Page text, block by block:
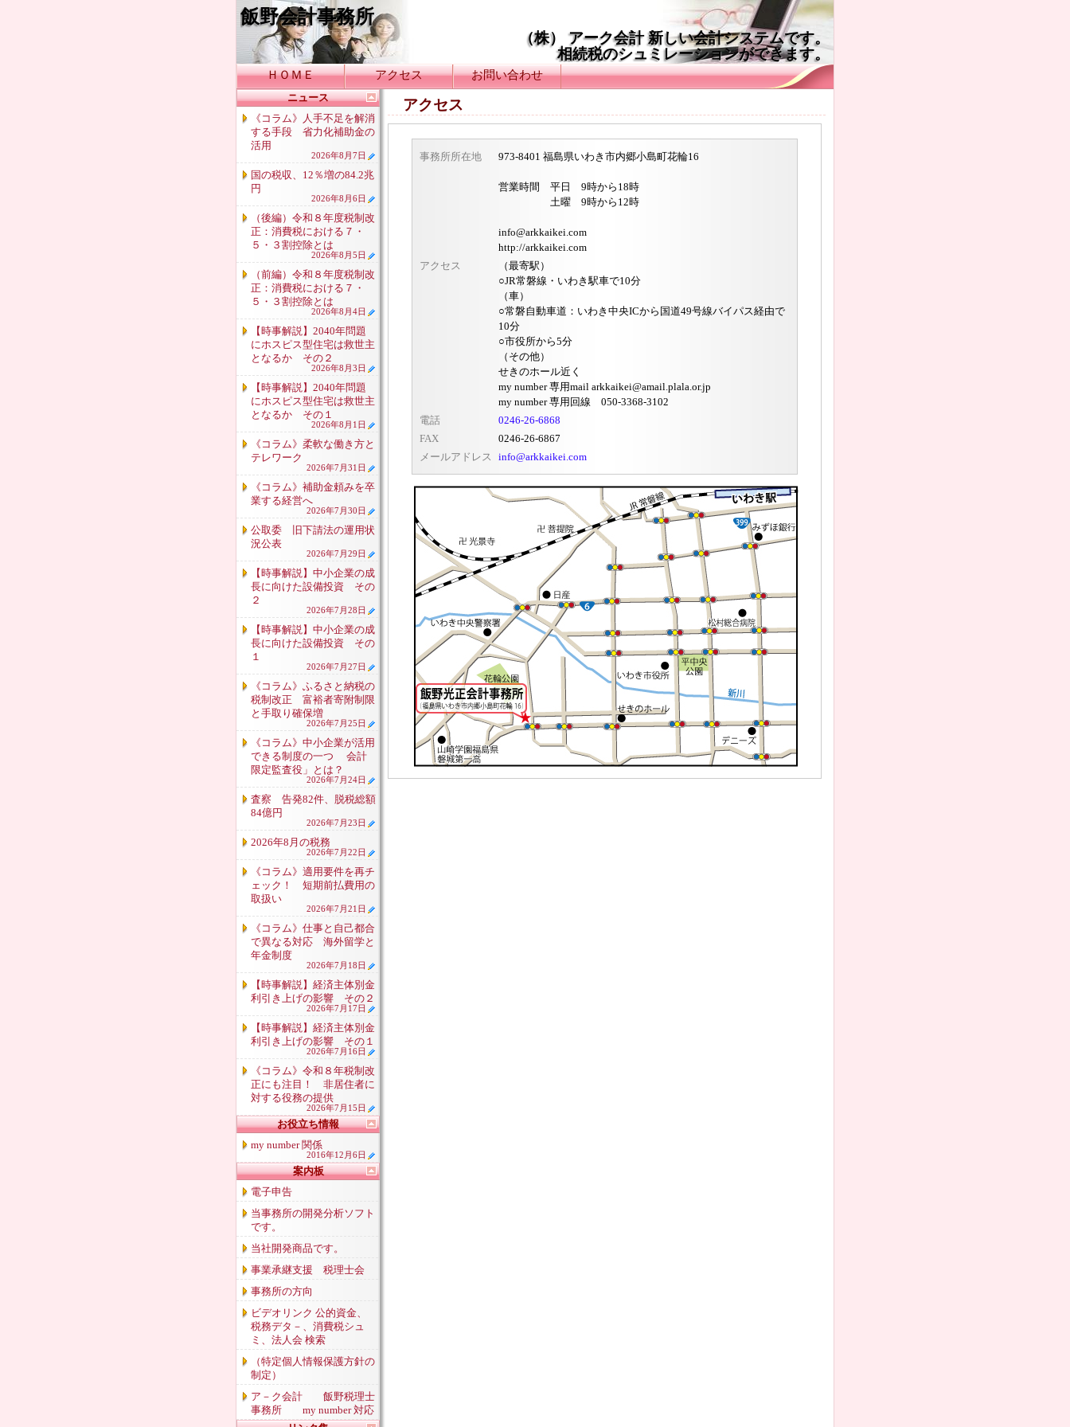
飯野会計事務所
（株） アーク会計 新しい会計システムです。
相続税のシュミレーションができます。
ＨＯＭＥ アクセス お問い合わせ
ニュース
《コラム》人手不足を解消
する手段 省力化補助金の
活用
2026年8月7日
国の税収、12％増の84.2兆
円
2026年8月6日
（後編）令和８年度税制改
正：消費税における７・
５・３割控除とは
2026年8月5日
（前編）令和８年度税制改
正：消費税における７・
５・３割控除とは
2026年8月4日
【時事解説】2040年問題
にホスピス型住宅は救世主
となるか その２
2026年8月3日
【時事解説】2040年問題
にホスピス型住宅は救世主
となるか その１
2026年8月1日
《コラム》柔軟な働き方と
テレワーク
2026年7月31日
《コラム》補助金頼みを卒
業する経営へ
2026年7月30日
公取委 旧下請法の運用状
況公表
2026年7月29日
【時事解説】中小企業の成
長に向けた設備投資 その
２
2026年7月28日
【時事解説】中小企業の成
長に向けた設備投資 その
１
2026年7月27日
《コラム》ふるさと納税の
税制改正 富裕者寄附制限
と手取り確保増
2026年7月25日
《コラム》中小企業が活用
できる制度の一つ 会計
限定監査役」とは？
2026年7月24日
査察 告発82件、脱税総額
84億円
2026年7月23日
2026年8月の税務
2026年7月22日
《コラム》適用要件を再チ
ェック！ 短期前払費用の
取扱い
2026年7月21日
《コラム》仕事と自己都合
で異なる対応 海外留学と
年金制度
2026年7月18日
【時事解説】経済主体別金
利引き上げの影響 その２
2026年7月17日
【時事解説】経済主体別金
利引き上げの影響 その１
2026年7月16日
《コラム》令和８年税制改
正にも注目！ 非居住者に
対する役務の提供
2026年7月15日
お役立ち情報
my number 関係
2016年12月6日
案内板
電子申告
当事務所の開発分析ソフト
です。
当社開発商品です。
事業承継支援 税理士会
事務所の方向
ビデオリンク 公的資金、
税務デタ－、消費税シュ
ミ、法人会 検索
（特定個人情報保護方針の
制定）
ア－ク会計 飯野税理士
事務所 my number 対応
アクセス
事務所所在地 973-8401 福島県いわき市内郷小島町花輪16
営業時間 平日 9時から18時
土曜 9時から12時
info@arkkaikei.com
http://arkkaikei.com
アクセス
（最寄駅）
○JR常磐線・いわき駅車で10分
（車）
○常磐自動車道：いわき中央ICから国道49号線バイパス経由で
10分
○市役所から5分
（その他）
せきのホール近く
my number 専用mail arkkaikei@amail.plala.or.jp
my number 専用回線 050-3368-3102
電話
0246-26-6868
FAX
0246-26-6867
メールアドレス
info@arkkaikei.com